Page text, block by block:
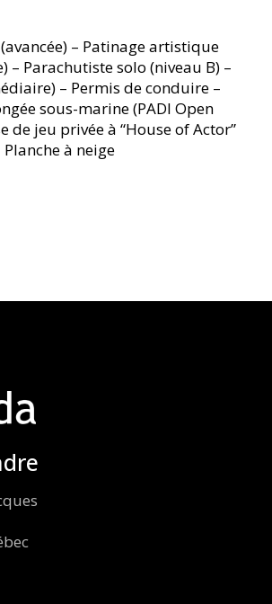
– Patinage artistique
– Parachutiste solo (niveau B) –
– Permis de conduire –
sous-marine (PADI Open
de jeu privée à “House of Actor”
Planche à neige